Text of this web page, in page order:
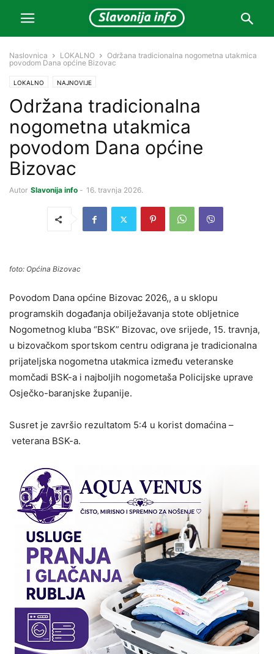
Naslovnica LOKALNO
Održana tradicionalna nogometna utakmica
povodom Dana općine Bizovac
LOKALNO NAJNOVIJE
Održana tradicionalna
nogometna utakmica
povodom Dana općine
Bizovac
Autor Slavonija info - 16. travnja 2026.
foto: Općina Bizovac
Povodom Dana općine Bizovac 2026,, a u sklopu
programskih događanja obilježavanja stote obljetnice
Nogometnog kluba “BSK” Bizovac, ove srijede, 15. travnja,
u bizovačkom sportskom centru odigrana je tradicionalna
prijateljska nogometna utakmica između veteranske
momčadi BSK-a i najboljih nogometaša Policijske uprave
Osječko-baranjske županije.
Susret je završio rezultatom 5:4 u korist domaćina –
veterana BSK-a.